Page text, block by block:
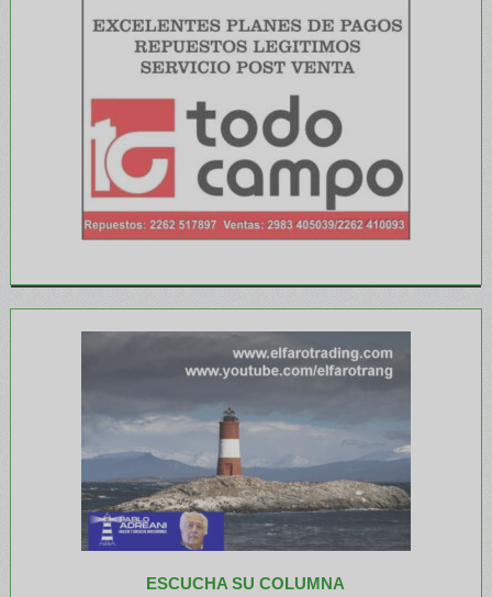
ESCUCHA SU COLUMNA